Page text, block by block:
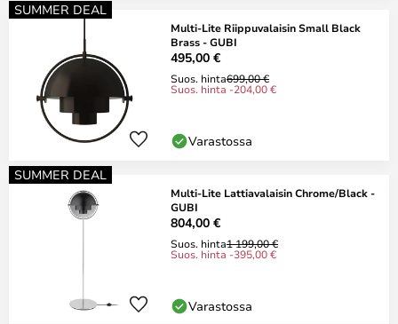
SUMMER DEAL
Multi-Lite Riippuvalaisin Small Black
Brass - GUBI
495,00 €
Suos. hinta699,00 €
Suos. hinta -204,00 €
Varastossa
SUMMER DEAL
Multi-Lite Lattiavalaisin Chrome/Black -
GUBI
804,00 €
Suos. hinta1 199,00 €
Suos. hinta -395,00 €
Varastossa